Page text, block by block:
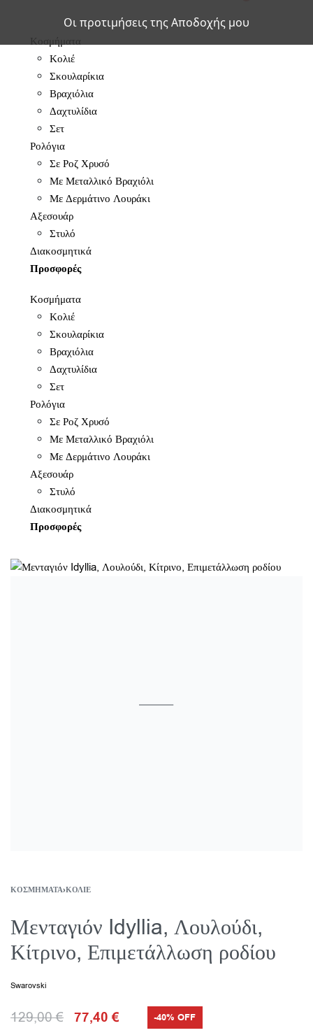
Κοσμήματα
Κολιέ
Σκουλαρίκια
Βραχιόλια
Δαχτυλίδια
Σετ
Ρολόγια
Σε Ροζ Χρυσό
Με Μεταλλικό Βραχιόλι
Με Δερμάτινο Λουράκι
Αξεσουάρ
Στυλό
Διακοσμητικά
Προσφορές
Κοσμήματα
Κολιέ
Σκουλαρίκια
Βραχιόλια
Δαχτυλίδια
Σετ
Ρολόγια
Σε Ροζ Χρυσό
Με Μεταλλικό Βραχιόλι
Με Δερμάτινο Λουράκι
Αξεσουάρ
Στυλό
Διακοσμητικά
Προσφορές
ΚΟΣΜΉΜΑΤΑ›ΚΟΛΙΈ
Μενταγιόν Idyllia, Λουλούδι,
Κίτρινο, Επιμετάλλωση ροδίου
Swarovski
129,00€ 77,40€ -40% OFF
Οι προτιμήσεις της Αποδοχής μου